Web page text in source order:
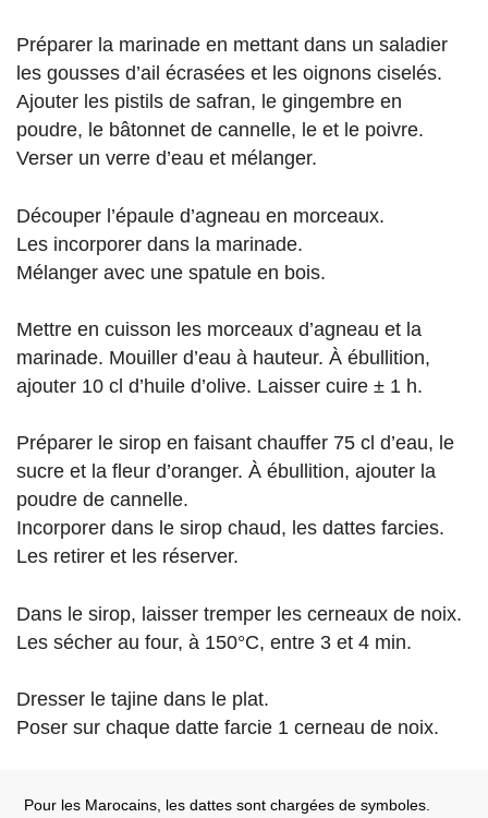
Préparer la marinade en mettant dans un saladier
les gousses d’ail écrasées et les oignons ciselés.
Ajouter les pistils de safran, le gingembre en
poudre, le bâtonnet de cannelle, le et le poivre.
Verser un verre d’eau et mélanger.
Découper l’épaule d’agneau en morceaux.
Les incorporer dans la marinade.
Mélanger avec une spatule en bois.
Mettre en cuisson les morceaux d’agneau et la
marinade. Mouiller d’eau à hauteur. À ébullition,
ajouter 10 cl d’huile d’olive. Laisser cuire ± 1 h.
Préparer le sirop en faisant chauffer 75 cl d’eau, le
sucre et la fleur d’oranger. À ébullition, ajouter la
poudre de cannelle.
Incorporer dans le sirop chaud, les dattes farcies.
Les retirer et les réserver.
Dans le sirop, laisser tremper les cerneaux de noix.
Les sécher au four, à 150°C, entre 3 et 4 min.
Dresser le tajine dans le plat.
Poser sur chaque datte farcie 1 cerneau de noix.
Pour les Marocains, les dattes sont chargées de symboles.